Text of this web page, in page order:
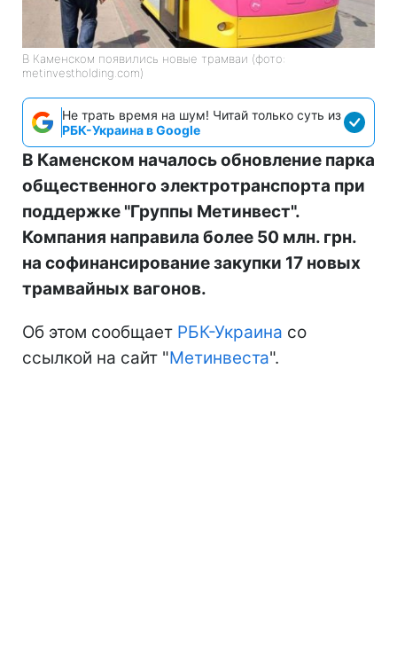
В Каменском появились новые трамваи (фото:
metinvestholding.com)
Не трать время на шум! Читай только суть из
РБК-Украина в Google
В Каменском началось обновление парка
общественного электротранспорта при
поддержке "Группы Метинвест".
Компания направила более 50 млн. грн.
на софинансирование закупки 17 новых
трамвайных вагонов.
Об этом сообщает РБК-Украина со
ссылкой на сайт "Метинвеста".